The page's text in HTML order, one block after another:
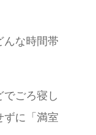
んな時間帯
ごろ寝し
ずに「満室